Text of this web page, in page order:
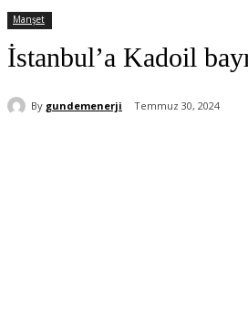
Manşet
İstanbul’a Kadoil
By gundemenerji Temmuz 30, 2024